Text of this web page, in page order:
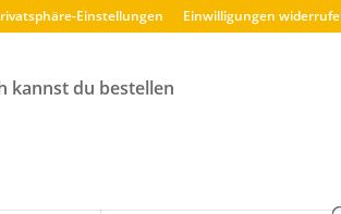
Einstellungen Einwilligungen
kannst du bestellen